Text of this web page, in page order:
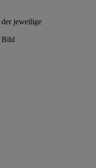
der jeweilige